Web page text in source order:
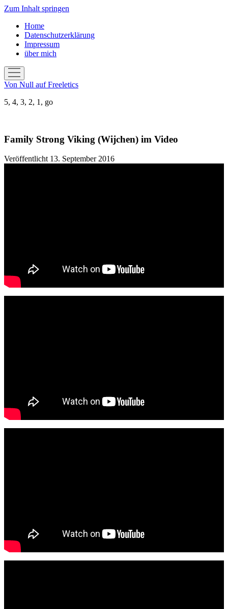
Zum Inhalt springen
Home
Datenschutzerklärung
Impressum
über mich
Menü
öffnen
Von Null auf Freeletics
5, 4, 3, 2, 1, go
Family Strong Viking (Wijchen) im Video
Veröffentlicht 13. September 2016